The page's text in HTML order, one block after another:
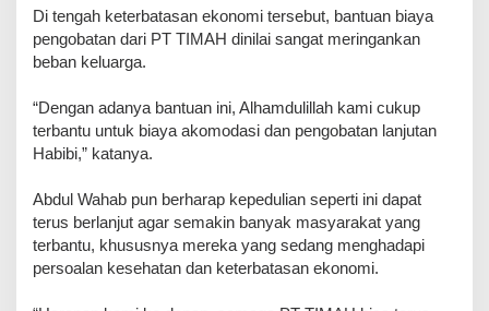
Di tengah keterbatasan ekonomi tersebut, bantuan biaya
pengobatan dari PT TIMAH dinilai sangat meringankan
beban keluarga.
“Dengan adanya bantuan ini, Alhamdulillah kami cukup
terbantu untuk biaya akomodasi dan pengobatan lanjutan
Habibi,” katanya.
Abdul Wahab pun berharap kepedulian seperti ini dapat
terus berlanjut agar semakin banyak masyarakat yang
terbantu, khususnya mereka yang sedang menghadapi
persoalan kesehatan dan keterbatasan ekonomi.